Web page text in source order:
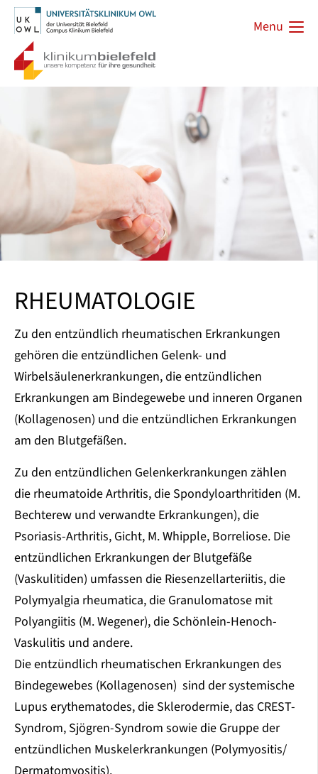
Menu
RHEUMATOLOGIE
Zu den entzündlich rheumatischen Erkrankungen
gehören die entzündlichen Gelenk- und
Wirbelsäulenerkrankungen, die entzündlichen
Erkrankungen am Bindegewebe und inneren Organen
(Kollagenosen) und die entzündlichen Erkrankungen
am den Blutgefäßen.
Zu den entzündlichen Gelenkerkrankungen zählen
die rheumatoide Arthritis, die Spondyloarthritiden (M.
Bechterew und verwandte Erkrankungen), die
Psoriasis-Arthritis, Gicht, M. Whipple, Borreliose. Die
entzündlichen Erkrankungen der Blutgefäße
(Vaskulitiden) umfassen die Riesenzellarteriitis, die
Polymyalgia rheumatica, die Granulomatose mit
Polyangiitis (M. Wegener), die Schönlein-Henoch-
Vaskulitis und andere.
Die entzündlich rheumatischen Erkrankungen des
Bindegewebes (Kollagenosen) sind der systemische
Lupus erythematodes, die Sklerodermie, das CREST-
Syndrom, Sjögren-Syndrom sowie die Gruppe der
entzündlichen Muskelerkrankungen (Polymyositis/